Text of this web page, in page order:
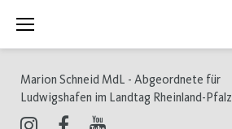
Inhalt
Marion Schneid MdL - Abgeordnete für
Ludwigshafen im Landtag Rheinland-Pfalz